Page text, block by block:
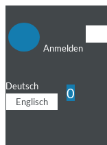
Anmelden
Deutsch
Englisch
0